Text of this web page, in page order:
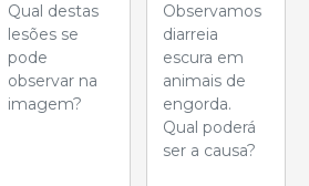
Qual destas
lesões se
pode
observar na
imagem?
Observamos
diarreia
escura em
animais de
engorda.
Qual poderá
ser a causa?